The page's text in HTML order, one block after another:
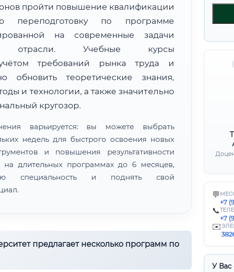
💬
+7
📞
+7
✉️
У Вас
пройти повышение квалификации
переподготовку по программе
на современные задачи
отрасли. Учебные курсы
требований рынка труда и
обновить теоретические знания,
и технологии, а также значительно
кругозор.
варьируется: вы можете выбрать
недель для быстрого освоения новых
и повышения результативности
на длительных программах до 6 месяцев,
специальность и поднять свой
предлагает несколько программ по